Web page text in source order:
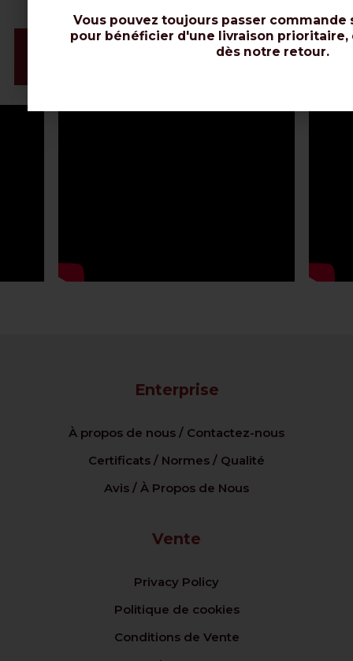
Vidéo & Installation du Connecteur
Enterprise
À propos de nous / Contactez-nous
Certificats / Normes / Qualité
Avis / À Propos de Nous
Vente
Privacy Policy
Politique de cookies
Conditions de Vente
Vous pouvez toujours passer
pour bénéficier d'une livraison
dès notre retour.